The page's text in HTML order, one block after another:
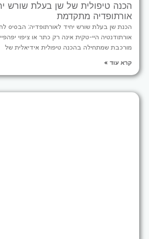
הכנה טיפולית של שן בעלת שורש
אורתופדיה מתקדמת
הכנת שן בעלת שורש יחיד לאורתופדיה: הבסיס
אורתודנטיה היי-טקית אינה רק כתר או ציפוי
מורכבת שמתחילה בהכנה טיפולית אידיאלית של
קרא עוד »